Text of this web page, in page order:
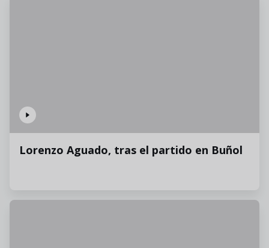
Lorenzo Aguado, tras el partido en Buñol